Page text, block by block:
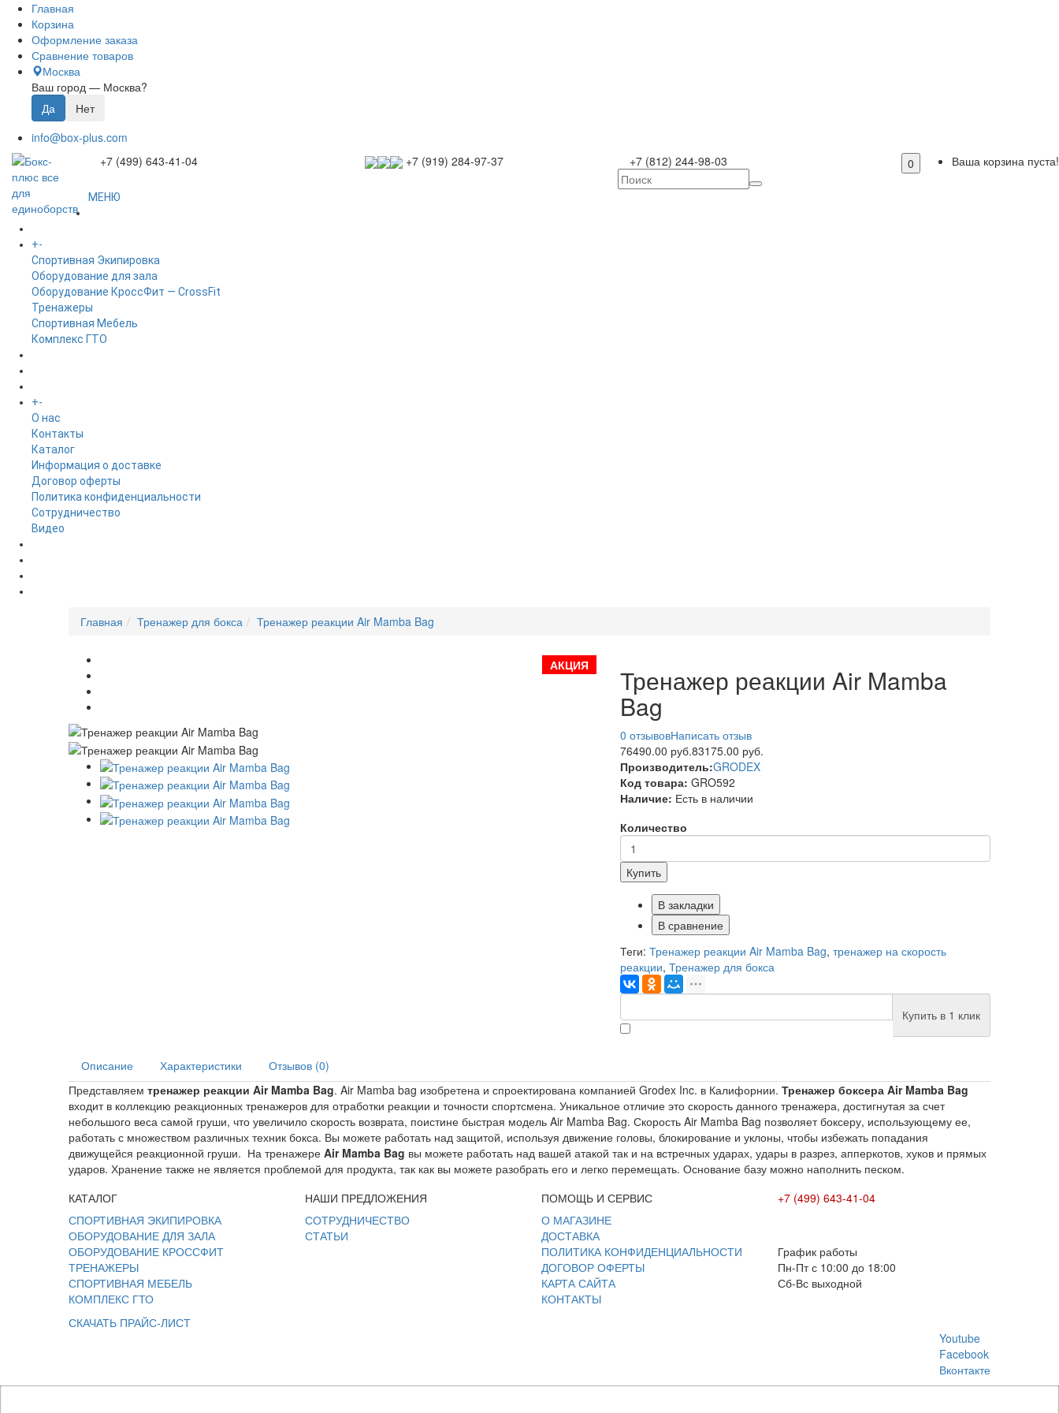
Главная
Корзина
Оформление заказа
Сравнение товаров
Москва
Ваш город — Москва?
info@box-plus.com
+7 (499) 643-41-04
+7 (919) 284-97-37 +7 (812) 244-98-03 0 Ваша корзина пуста!
МЕНЮ
+-
Спортивная Экипировка
Оборудование для зала
Оборудование КроссФит — CrossFit
Тренажеры
Спортивная Мебель
Комплекс ГТО
+-
O нас
Контакты
Каталог
Информация о доставке
Договор оферты
Политика конфиденциальности
Сотрудничество
Видео
Главная Тренажер для бокса Тренажер реакции Air Mamba Bag
АКЦИЯ Тренажер реакции Air Mamba
Bag
0 отзывовНаписать отзыв
76490.00 руб.83175.00 руб.
Производитель:GRODEX
Код товара: GRO592
Наличие: Есть в наличии
Количество
Купить
В закладки
В сравнение
Теги: Тренажер реакции Air Mamba Bag, тренажер на скорость
реакции, Тренажер для бокса
Купить в 1 клик
Описание Характеристики
Отзывов (0)
Представляем тренажер реакции Air Mamba Bag. Air Mamba bag изобретена и спроектирована компанией Grodex Inc. в Калифорнии. Тренажер боксера Air Mamba Bag
входит в коллекцию реакционных тренажеров для отработки реакции и точности спортсмена. Уникальное отличие это скорость данного тренажера, достигнутая за счет
небольшого веса самой груши, что увеличило скорость возврата, поистине быстрая модель Air Mamba Bag. Скорость Air Mamba Bag позволяет боксеру, использующему ее,
работать с множеством различных техник бокса. Вы можете работать над защитой, используя движение головы, блокирование и уклоны, чтобы избежать попадания
движущейся реакционной груши. На тренажере Air Mamba Bag вы можете работать над вашей атакой так и на встречных ударах, удары в разрез, апперкотов, хуков и прямых
ударов. Хранение также не является проблемой для продукта, так как вы можете разобрать его и легко перемещать. Основание базу можно наполнить песком.
КАТАЛОГ
СПОРТИВНАЯ ЭКИПИРОВКА
ОБОРУДОВАНИЕ ДЛЯ ЗАЛА
ОБОРУДОВАНИЕ КРОССФИТ
ТРЕНАЖЕРЫ
СПОРТИВНАЯ МЕБЕЛЬ
КОМПЛЕКС ГТО
СКАЧАТЬ ПРАЙС-ЛИСТ
НАШИ ПРЕДЛОЖЕНИЯ
СОТРУДНИЧЕСТВО
СТАТЬИ
ПОМОЩЬ И СЕРВИС
О МАГАЗИНЕ
ДОСТАВКА
ПОЛИТИКА КОНФИДЕНЦИАЛЬНОСТИ
ДОГОВОР ОФЕРТЫ
КАРТА САЙТА
КОНТАКТЫ
+7 (499) 643-41-04
График работы
Пн-Пт с 10:00 до 18:00
Сб-Вс выходной
Youtube
Facebook
Вконтакте